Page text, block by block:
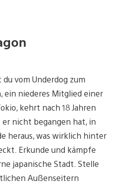
vom Underdog zum
ein niederes Mitglied einer
kehrt nach 18 Jahren
nicht begangen hat, in
heraus, was wirklich hinter
Erkunde und kämpfe
japanische Stadt. Stelle
Außenseitern